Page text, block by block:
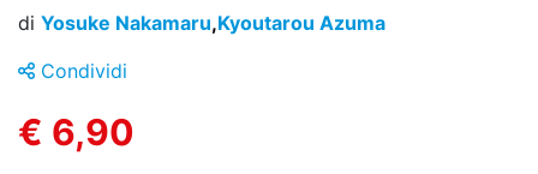
di Yosuke Nakamaru,Kyoutarou Azuma
Condividi
€ 6,90